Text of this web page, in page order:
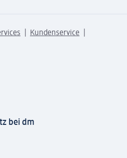
Kundenservice
bei dm